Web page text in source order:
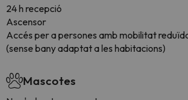
24 h recepció
Ascensor
Accés per a persones amb mobilitat
(sense bany adaptat a les habitacions)
Mascotes